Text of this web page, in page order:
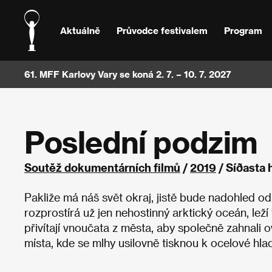
Aktuálně Průvodce festivalem Program
61. MFF Karlovy Vary se koná 2. 7. – 10. 7. 2027
Poslední podzim
Soutěž dokumentárních filmů /2019 / Síðasta
Pakliže má náš svět okraj, jistě bude nadohled
rozprostírá už jen nehostinný arktický oceán,
přivítají vnoučata z města, aby společně zahnali
místa, kde se mlhy usilovně tisknou k ocelové